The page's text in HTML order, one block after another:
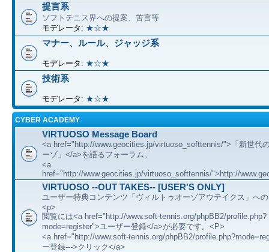
提言系
ソフトテニス界への提案、苦言等
モデレータ: ★☆★
マナー、ルール、ジャッジ系
モデレータ: ★☆★
技術系
モデレータ: ★☆★
CYBER ACADEMY
VIRTUOSO Message Board
<a href="http://www.geocities.jp/virtuoso_softtennis/">「新世代
ーゾ」</a>を語るフォーラム。
<a
href="http://www.geocities.jp/virtuoso_softtennis/">http://
VIRTUOSO --OUT TAKES-- [USER'S ONLY]
ユーザー特典コンテンツ「ヴィルトゥオーゾアウテイクス」へ
<p>
閲覧には<a href="http://www.soft-tennis.org/phpBB2/profile.php?
mode=register">ユーザー登録</a>が必要です。<P>
<a href="http://www.soft-tennis.org/phpBB2/
ー登録--->クリック</a>